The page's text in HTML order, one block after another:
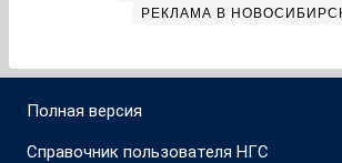
РЕКЛАМА В
Полная версия
Справочник пользователя НГС